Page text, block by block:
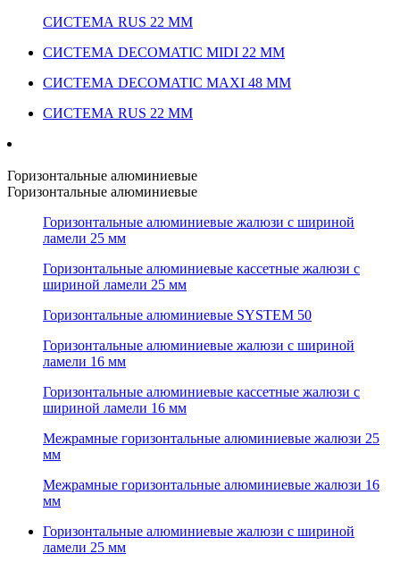
СИСТЕМА RUS 22 ММ
СИСТЕМА DECOMATIC MIDI 22 ММ
СИСТЕМА DECOMATIC MAXI 48 ММ
СИСТЕМА RUS 22 ММ
Горизонтальные алюминиевые
Горизонтальные алюминиевые
Горизонтальные алюминиевые жалюзи с шириной
ламели 25 мм
Горизонтальные алюминиевые кассетные жалюзи с
шириной ламели 25 мм
Горизонтальные алюминиевые SYSTEM 50
Горизонтальные алюминиевые жалюзи с шириной
ламели 16 мм
Горизонтальные алюминиевые кассетные жалюзи с
шириной ламели 16 мм
Межрамные горизонтальные алюминиевые жалюзи 25
мм
Межрамные горизонтальные алюминиевые жалюзи 16
мм
Горизонтальные алюминиевые жалюзи с шириной
ламели 25 мм